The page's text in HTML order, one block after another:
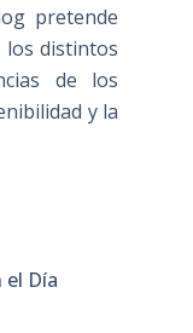
pretende
los distintos
de los
y la
el Día